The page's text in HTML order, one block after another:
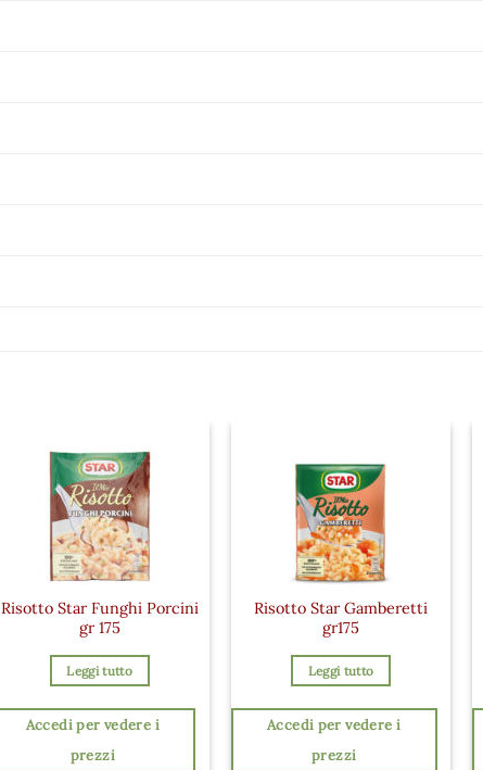
Risotto Star Funghi Porcini
gr 175
Leggi tutto
Accedi per vedere i
prezzi
Risotto Star Gamberetti
gr175
Leggi tutto
Accedi per vedere i
prezzi